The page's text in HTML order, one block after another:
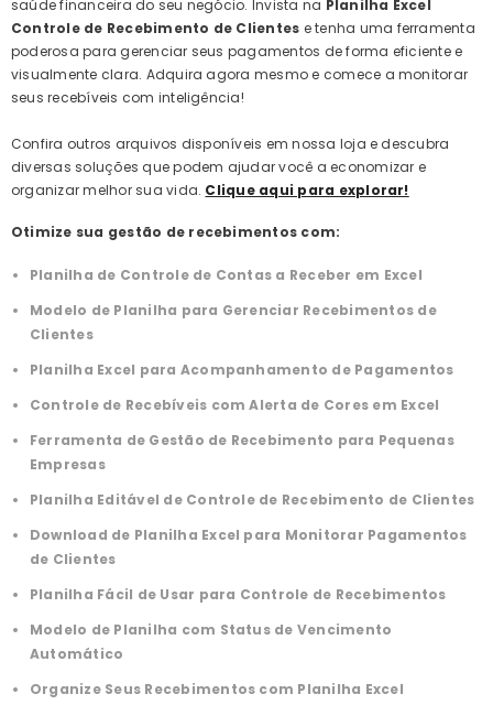
saúde financeira do seu negócio. Invista na Planilha Excel
Controle de Recebimento de Clientes e tenha uma ferramenta
poderosa para gerenciar seus pagamentos de forma eficiente e
visualmente clara. Adquira agora mesmo e comece a monitorar
seus recebíveis com inteligência!
Confira outros arquivos disponíveis em nossa loja e descubra
diversas soluções que podem ajudar você a economizar e
organizar melhor sua vida. Clique aqui para explorar!
Otimize sua gestão de recebimentos com:
Planilha de Controle de Contas a Receber em Excel
Modelo de Planilha para Gerenciar Recebimentos de
Clientes
Planilha Excel para Acompanhamento de Pagamentos
Controle de Recebíveis com Alerta de Cores em Excel
Ferramenta de Gestão de Recebimento para Pequenas
Empresas
Planilha Editável de Controle de Recebimento de Clientes
Download de Planilha Excel para Monitorar Pagamentos
de Clientes
Planilha Fácil de Usar para Controle de Recebimentos
Modelo de Planilha com Status de Vencimento
Automático
Organize Seus Recebimentos com Planilha Excel